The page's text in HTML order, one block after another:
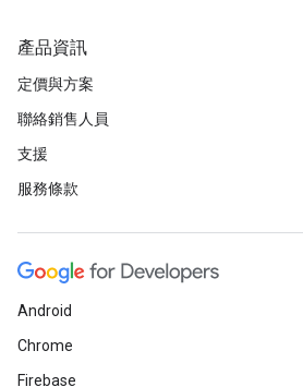
產品資訊
定價與方案
聯絡銷售人員
支援
服務條款
Android
Chrome
Firebase